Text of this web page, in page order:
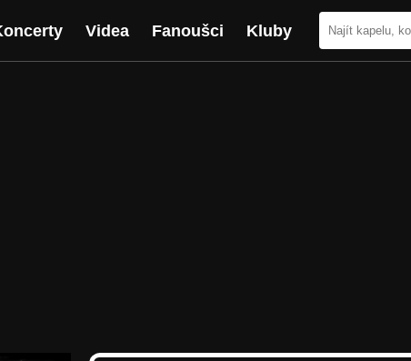
Videa Fanoušci Kluby